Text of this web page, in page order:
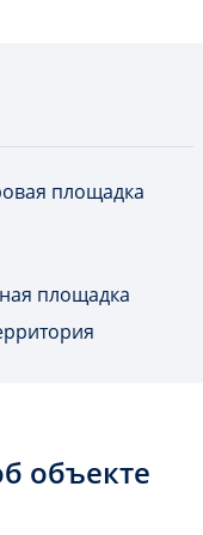
площадка
площадка
объекте